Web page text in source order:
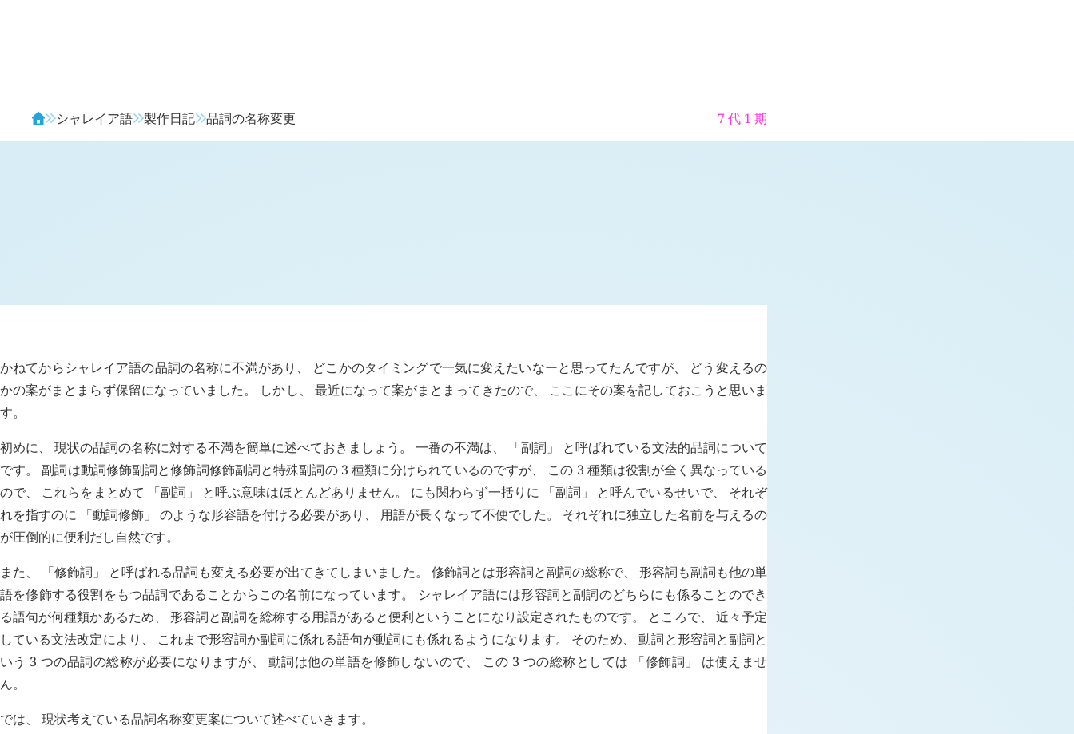
シャレイア語 製作日記 品詞の名称変更 7 代 1 期
かねてからシャレイア語の品詞の名称に不満があり、 どこかのタイミングで一気に変えたいなーと思ってたんですが、 どう変えるの
かの案がまとまらず保留になっていました。 しかし、 最近になって案がまとまってきたので、 ここにその案を記しておこうと思いま
す。
初めに、 現状の品詞の名称に対する不満を簡単に述べておきましょう。 一番の不満は、 「副詞」 と呼ばれている文法的品詞について
です。 副詞は動詞修飾副詞と修飾詞修飾副詞と特殊副詞の 3 種類に分けられているのですが、 この 3 種類は役割が全く異なっている
ので、 これらをまとめて 「副詞」 と呼ぶ意味はほとんどありません。 にも関わらず一括りに 「副詞」 と呼んでいるせいで、 それぞ
れを指すのに 「動詞修飾」 のような形容語を付ける必要があり、 用語が長くなって不便でした。 それぞれに独立した名前を与えるの
が圧倒的に便利だし自然です。
また、 「修飾詞」 と呼ばれる品詞も変える必要が出てきてしまいました。 修飾詞とは形容詞と副詞の総称で、 形容詞も副詞も他の単
語を修飾する役割をもつ品詞であることからこの名前になっています。 シャレイア語には形容詞と副詞のどちらにも係ることのでき
る語句が何種類かあるため、 形容詞と副詞を総称する用語があると便利ということになり設定されたものです。 ところで、 近々予定
している文法改定により、 これまで形容詞か副詞に係れる語句が動詞にも係れるようになります。 そのため、 動詞と形容詞と副詞と
いう 3 つの品詞の総称が必要になりますが、 動詞は他の単語を修飾しないので、 この 3 つの総称としては 「修飾詞」 は使えませ
ん。
では、 現状考えている品詞名称変更案について述べていきます。